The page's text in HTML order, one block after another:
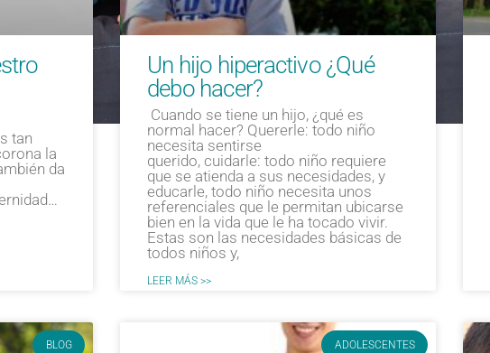
tan
la
da
Un hijo hiperactivo ¿Qué
debo hacer?
Cuando se tiene un hijo, ¿qué es
normal hacer? Quererle: todo niño
necesita sentirse
querido, cuidarle: todo niño requiere
que se atienda a sus necesidades, y
educarle, todo niño necesita unos
referenciales que le permitan ubicarse
bien en la vida que le ha tocado vivir.
Estas son las necesidades básicas de
todos niños y,
LEER MÁS >>
BLOG ADOLESCENTES